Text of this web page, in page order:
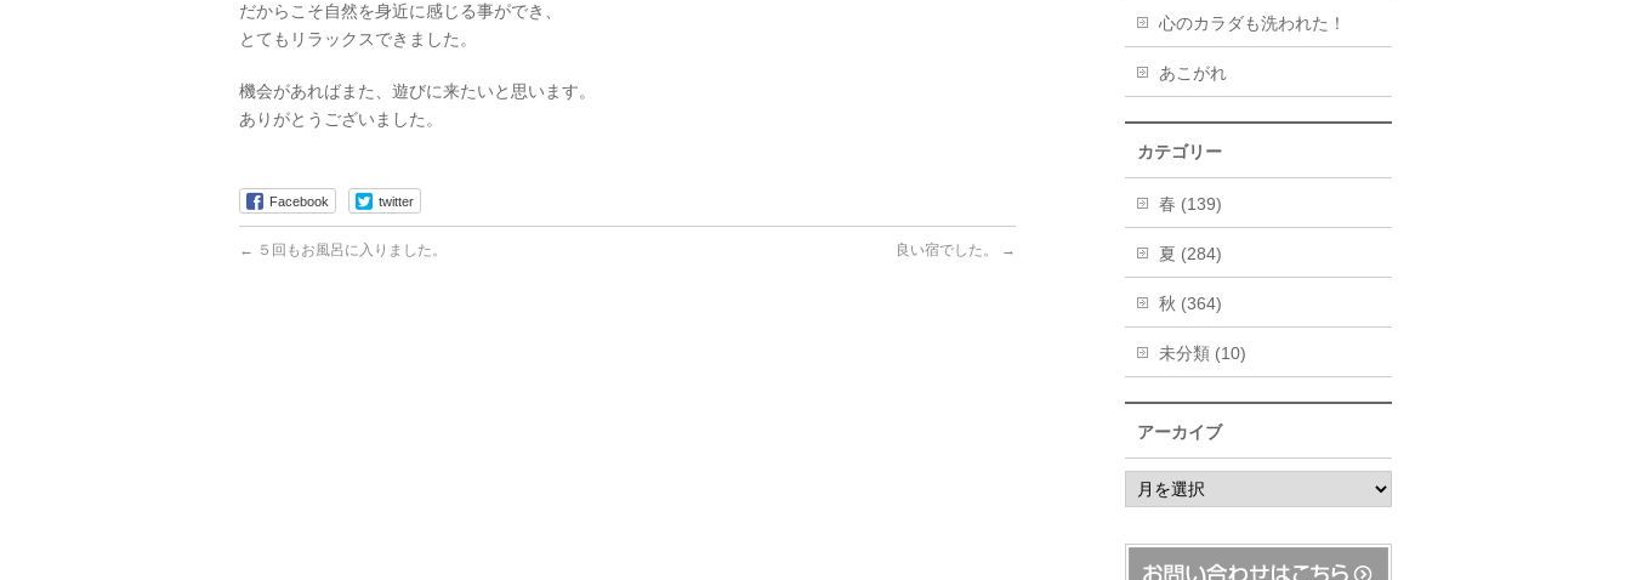
だからこそ自然を身近に感じる事ができ、
とてもリラックスできました。
機会があればまた、遊びに来たいと思います。
ありがとうございました。
Facebook twitter
← ５回もお風呂に入りました。 良い宿でした。 →
心のカラダも洗われた！
あこがれ
カテゴリー
春 (139)
夏 (284)
秋 (364)
未分類 (10)
アーカイブ
ア
ー
イ